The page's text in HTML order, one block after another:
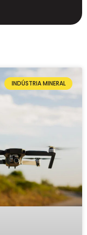
INDÚSTRIA MINERAL